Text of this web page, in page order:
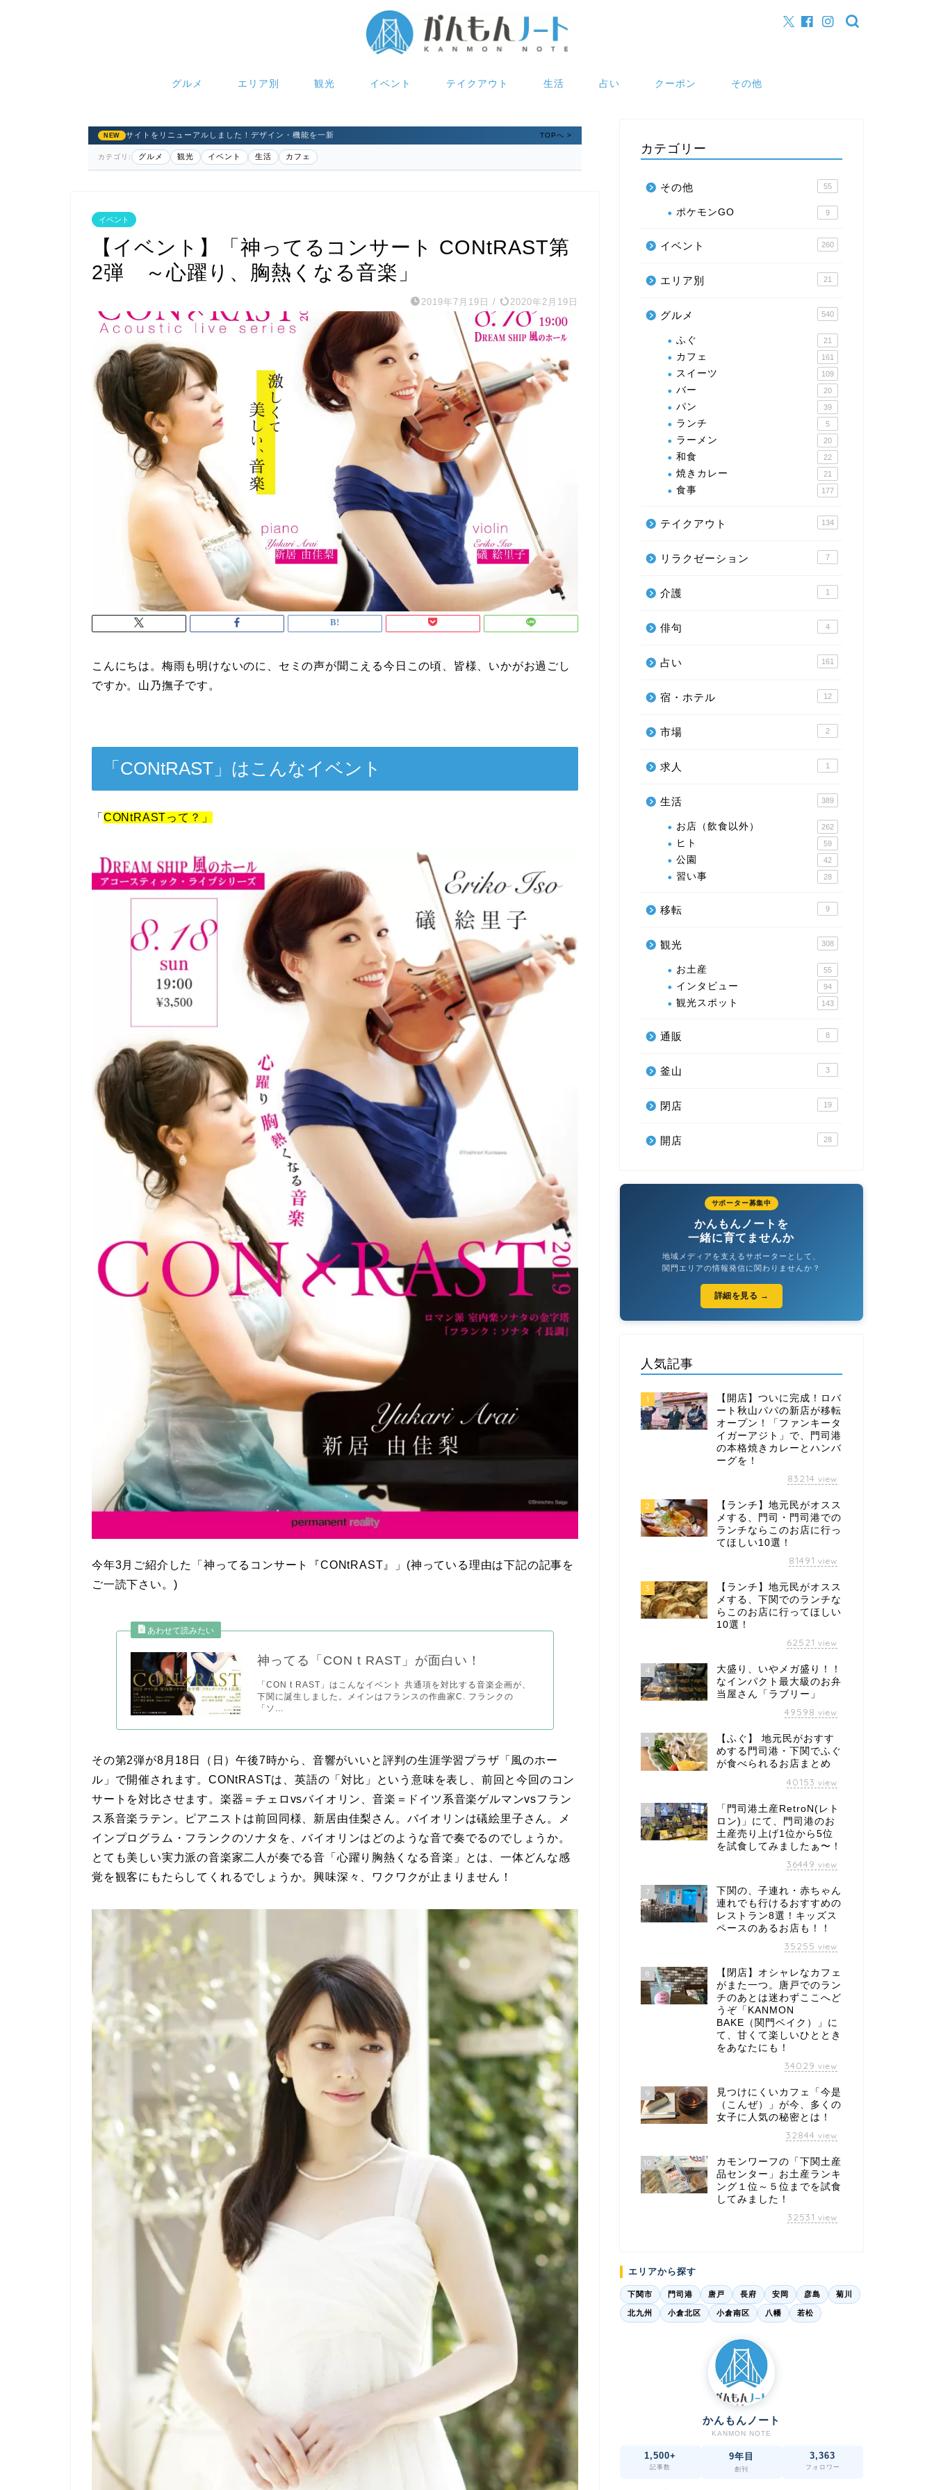
グルメ エリア別 観光 イベント テイクアウト 生活 占い クーポン その他
NEW サイトをリニューアルしました！デザイン・機能を一新 TOPへ >
カテゴリ: グルメ 観光 イベント 生活 カフェ
イベント
【イベント】「神ってるコンサート CONtRAST第
2弾 ～心躍り、胸熱くなる音楽」
2019年7月19日 / 2020年2月19日
こんにちは。梅雨も明けないのに、セミの声が聞こえる今日この頃、皆様、いかがお過ごし
ですか。山乃撫子です。
「CONtRAST」はこんなイベント
「 CONtRASTって？」
今年3月ご紹介した「神ってるコンサート『CONtRAST』」(神っている理由は下記の記事を
ご一読下さい。)
神ってる「CON t RAST」が面白い！
「CON t RAST」はこんなイベント 共通項を対比する音楽企画が、
下関に誕生しました。メインはフランスの作曲家C. フランクの
「ソ...
その第2弾が8月18日（日）午後7時から、音響がいいと評判の生涯学習プラザ「風のホー
ル」で開催されます。CONtRASTは、英語の「対比」という意味を表し、前回と今回のコン
サートを対比させます。楽器＝チェロvsバイオリン、音楽＝ドイツ系音楽ゲルマンvsフラン
ス系音楽ラテン。ピアニストは前回同様、新居由佳梨さん。バイオリンは礒絵里子さん。メ
インプログラム・フランクのソナタを、バイオリンはどのような音で奏でるのでしょうか。
とても美しい実力派の音楽家二人が奏でる音「心躍り胸熱くなる音楽」とは、一体どんな感
覚を観客にもたらしてくれるでしょうか。興味深々、ワクワクが止まりません！
カテゴリー
その他 55
ポケモンGO 9
イベント 260
エリア別 21
グルメ 540
ふぐ 21
カフェ 161
スイーツ 109
バー 20
パン 39
ランチ 5
ラーメン 20
和食 22
焼きカレー 21
食事 177
テイクアウト 134
リラクゼーション 7
介護 1
俳句 4
占い 161
宿・ホテル 12
市場 2
求人 1
生活 389
お店（飲食以外） 262
ヒト 59
公園 42
習い事 28
移転 9
観光 308
お土産 55
インタビュー 94
観光スポット 143
通販 8
釜山 3
閉店 19
開店 28
サポーター募集中
かんもんノートを
一緒に育てませんか
地域メディアを支えるサポーターとして、
関門エリアの情報発信に関わりませんか？
詳細を見る →
人気記事
1
【開店】ついに完成！ロバ
ート秋山パパの新店が移転
オープン！「ファンキータ
イガーアジト」で、門司港
の本格焼きカレーとハンバ
ーグを！
83214 view
2
【ランチ】地元民がオスス
メする、門司・門司港での
ランチならこのお店に行っ
てほしい10選！
81491 view
3
【ランチ】地元民がオスス
メする、下関でのランチな
らこのお店に行ってほしい
10選！
62521 view
4
大盛り、いやメガ盛り！！
なインパクト最大級のお弁
当屋さん「ラブリー」
49598 view
5
【ふぐ】 地元民がおすす
めする門司港・下関でふぐ
が食べられるお店まとめ
40153 view
6
「門司港土産RetroN(レト
ロン)」にて、門司港のお
土産売り上げ1位から5位
を試食してみましたぁ〜！
36449 view
7
下関の、子連れ・赤ちゃん
連れでも行けるおすすめの
レストラン8選！キッズス
ペースのあるお店も！！
35255 view
8
【閉店】オシャレなカフェ
がまた一つ。唐戸でのラン
チのあとは迷わずここへど
うぞ「KANMON
BAKE（関門ベイク）」に
て、甘くて楽しいひととき
をあなたにも！
34029 view
9
見つけにくいカフェ「今是
（こんぜ）」が今、多くの
女子に人気の秘密とは！
32844 view
10
カモンワーフの「下関土産
品センター」お土産ランキ
ング１位～５位までを試食
してみました！
32531 view
エリアから探す
下関市 門司港 唐戸 長府 安岡 彦島 菊川
北九州 小倉北区 小倉南区 八幡 若松
かんもんノート
KANMON NOTE
1,500+
記事数
9年目
創刊
3,363
フォロワー